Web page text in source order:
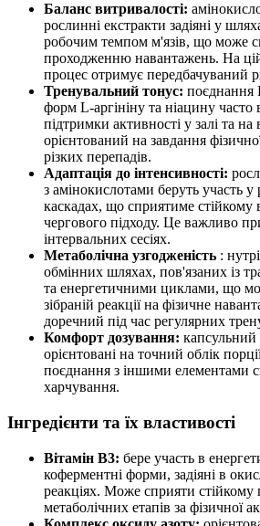
Баланс витривалості:
рослинні екстракти задіяні у
робочим темпом м'язів, що може
проходженню навантажень. На
процес отримує передбачуваний
Тренувальний тонус: поєднання
форм L-аргініну та ніацину часто
підтримки активності у залі та на
орієнтований на завдання
різких перепадів.
Адаптація до інтенсивності:
з амінокислотами беруть участь у
каскадах, що сприятиме стійкому
чергового підходу. Це важливо
інтервальних сесіях.
Метаболічна узгодженість :
обмінних шляхах, пов'язаних із
та енергетичними циклами, що
зібраній реакції на фізичне
доречний під час регулярних
Комфорт дозування: капсульний
орієнтовані на точний облік
поєднання з іншими елементами
харчування.
Інгредієнти та їх властивості
Вітамін B3: бере участь в
коферментні форми, задіяні в
реакціях. Може сприяти
метаболічних етапів за фізичної